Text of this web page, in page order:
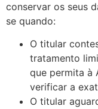
conservar os seus
se quando:
O titular
tratamento
que permita à
verificar a
O titular